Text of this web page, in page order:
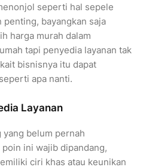
seperti hal sepele
bayangkan saja
harga murah dalam
tapi penyedia layanan tak
bisnisnya itu dapat
apa nanti.
Layanan
yang belum pernah
ini wajib dipandang,
ciri khas atau keunikan